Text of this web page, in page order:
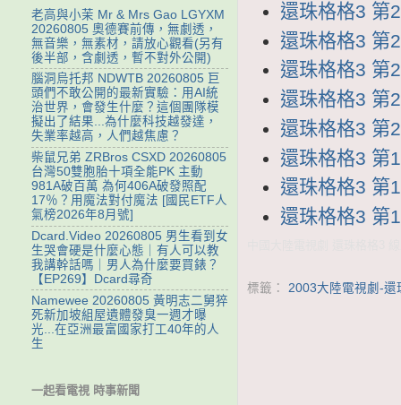
還珠格格3 第
還珠格格3 第
還珠格格3 第
還珠格格3 第
還珠格格3 第
還珠格格3 第
還珠格格3 第
還珠格格3 第
標籤： 2003大陸電視劇-還
老高與小茉 Mr & Mrs Gao LGYXM
20260805 奧德賽前傳，無劇透，
無音樂，無素材，請放心觀看(另有
後半部，含劇透，暫不對外公開)
腦洞烏托邦 NDWTB 20260805 巨
頭們不敢公開的最新實驗：用AI統
治世界，會發生什麼？這個團隊模
擬出了結果...為什麼科技越發達，
失業率越高，人們越焦慮？
柴鼠兄弟 ZRBros CSXD 20260805
台灣50雙胞胎十項全能PK 主動
981A破百萬 為何406A破發照配
17％？用魔法對付魔法 [國民ETF人
氣榜2026年8月號]
Dcard.Video 20260805 男生看到女
生哭會硬是什麼心態｜有人可以教
我講幹話嗎｜男人為什麼要買錶？
【EP269】Dcard尋奇
Namewee 20260805 黃明志二舅猝
死新加坡組屋遺體發臭一週才曝
光...在亞洲最富國家打工40年的人
生
一起看電視 時事新聞